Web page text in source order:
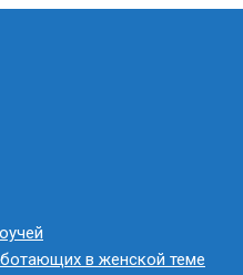
в женской теме